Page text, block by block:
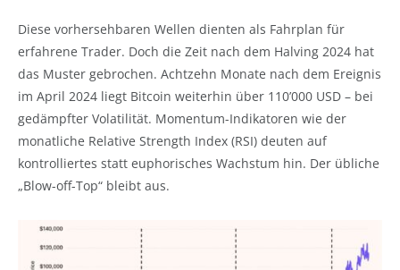
Diese vorhersehbaren Wellen dienten als Fahrplan für
erfahrene Trader. Doch die Zeit nach dem Halving 2024 hat
das Muster gebrochen. Achtzehn Monate nach dem Ereignis
im April 2024 liegt Bitcoin weiterhin über 110’000 USD – bei
gedämpfter Volatilität. Momentum-Indikatoren wie der
monatliche Relative Strength Index (RSI) deuten auf
kontrolliertes statt euphorisches Wachstum hin. Der übliche
„Blow-off-Top“ bleibt aus.